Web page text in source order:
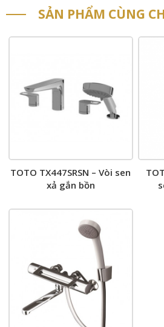
SẢN PHẨM CÙNG
TOTO TX447SRSN – Vòi sen
xả gắn bồn